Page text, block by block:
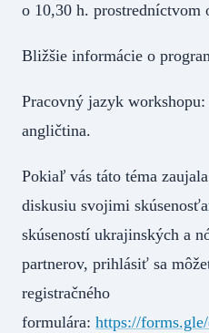
o 10,30 h.
Bližšie informácie o
Pracovný jazyk
angličtina.
Pokiaľ vás táto téma
diskusiu svojimi
skúseností ukrajinských a
partnerov, prihlásiť sa
registračného
formulára: https://